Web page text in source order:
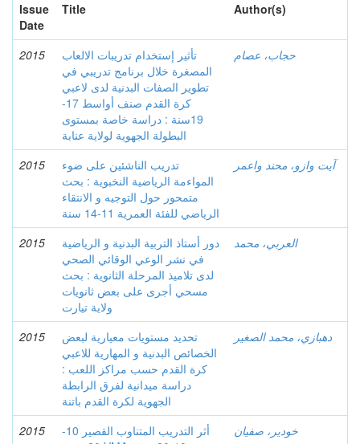
Issue
Date
Title Author(s)
2015
تأثير إستخدام تدريبات الالعاب
المصغرة خلال برنامج تدريبي في
تطوير الصفات البدنية لدى لاعبي
كرة القدم صنف أواسط 17-
19سنة : دراسة خاصة بمستوى
البطولة الجهوية لولاية عنابة
حجاب، عصام
2015
تدريب الناشئين على ضوء
المواءمة الرياضية النخبوية : بحث
متمحور حول التوجيه و الانتقاء
الرياضي للفئة العمرية 11-14 سنة
آيت وازو، محند واعمر
2015
دور أستاذ التربية البدنية و الرياضية
في نشر الوعي الوقائي الصحي
لدى تلاميذ المرحلة الثانوية : بحث
مسحي أجرى على بعض ثانويات
ولاية تيارت
العربي، محمد
2015
تحديد مستويات معيارية لبعض
الخصائص البدنية و المهارية للاعبي
كرة القدم حسب مراكز اللعب :
دراسة ميدانية لفرق الرابطة
الجهوية لكرة القدم باتنة
دهبازي، محمد الصغير
2015
أثر التدريب المتناوب القصير 10-
خودير، صفيان